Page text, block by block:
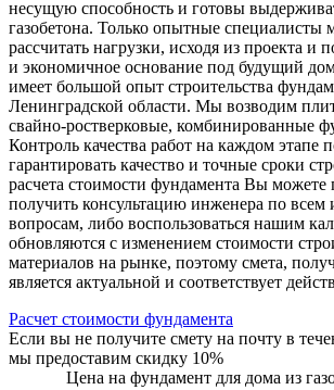
несущую способность и готовы
газобетона. Только опытные специалисты
рассчитать нагрузки, исходя из проекта и
и экономичное основание под будущий
имеет большой опыт строительства
Ленинградской области. Мы возводим
свайно-ростверковые, комбинированные
Контроль качества работ на каждом этапе
гарантировать качество и точные сроки
расчета стоимости фундамента Вы можете
получить консультацию инженера по
вопросам, либо воспользоваться нашим
обновляются с изменением стоимости
материалов на рынке, поэтому смета,
является актуальной и соответствует
Расчет стоимости фундамента
Если вы не получите смету на почту в
мы предоставим скидку 10%
Цена на фундамент для дома из